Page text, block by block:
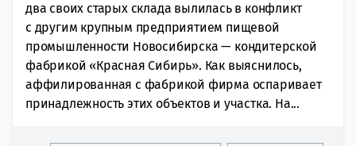
два своих старых склада вылилась в конфликт
с другим крупным предприятием пищевой
промышленности Новосибирска — кондитерской
фабрикой «Красная Сибирь». Как выяснилось,
аффилированная с фабрикой фирма оспаривает
принадлежность этих объектов и участка. На...